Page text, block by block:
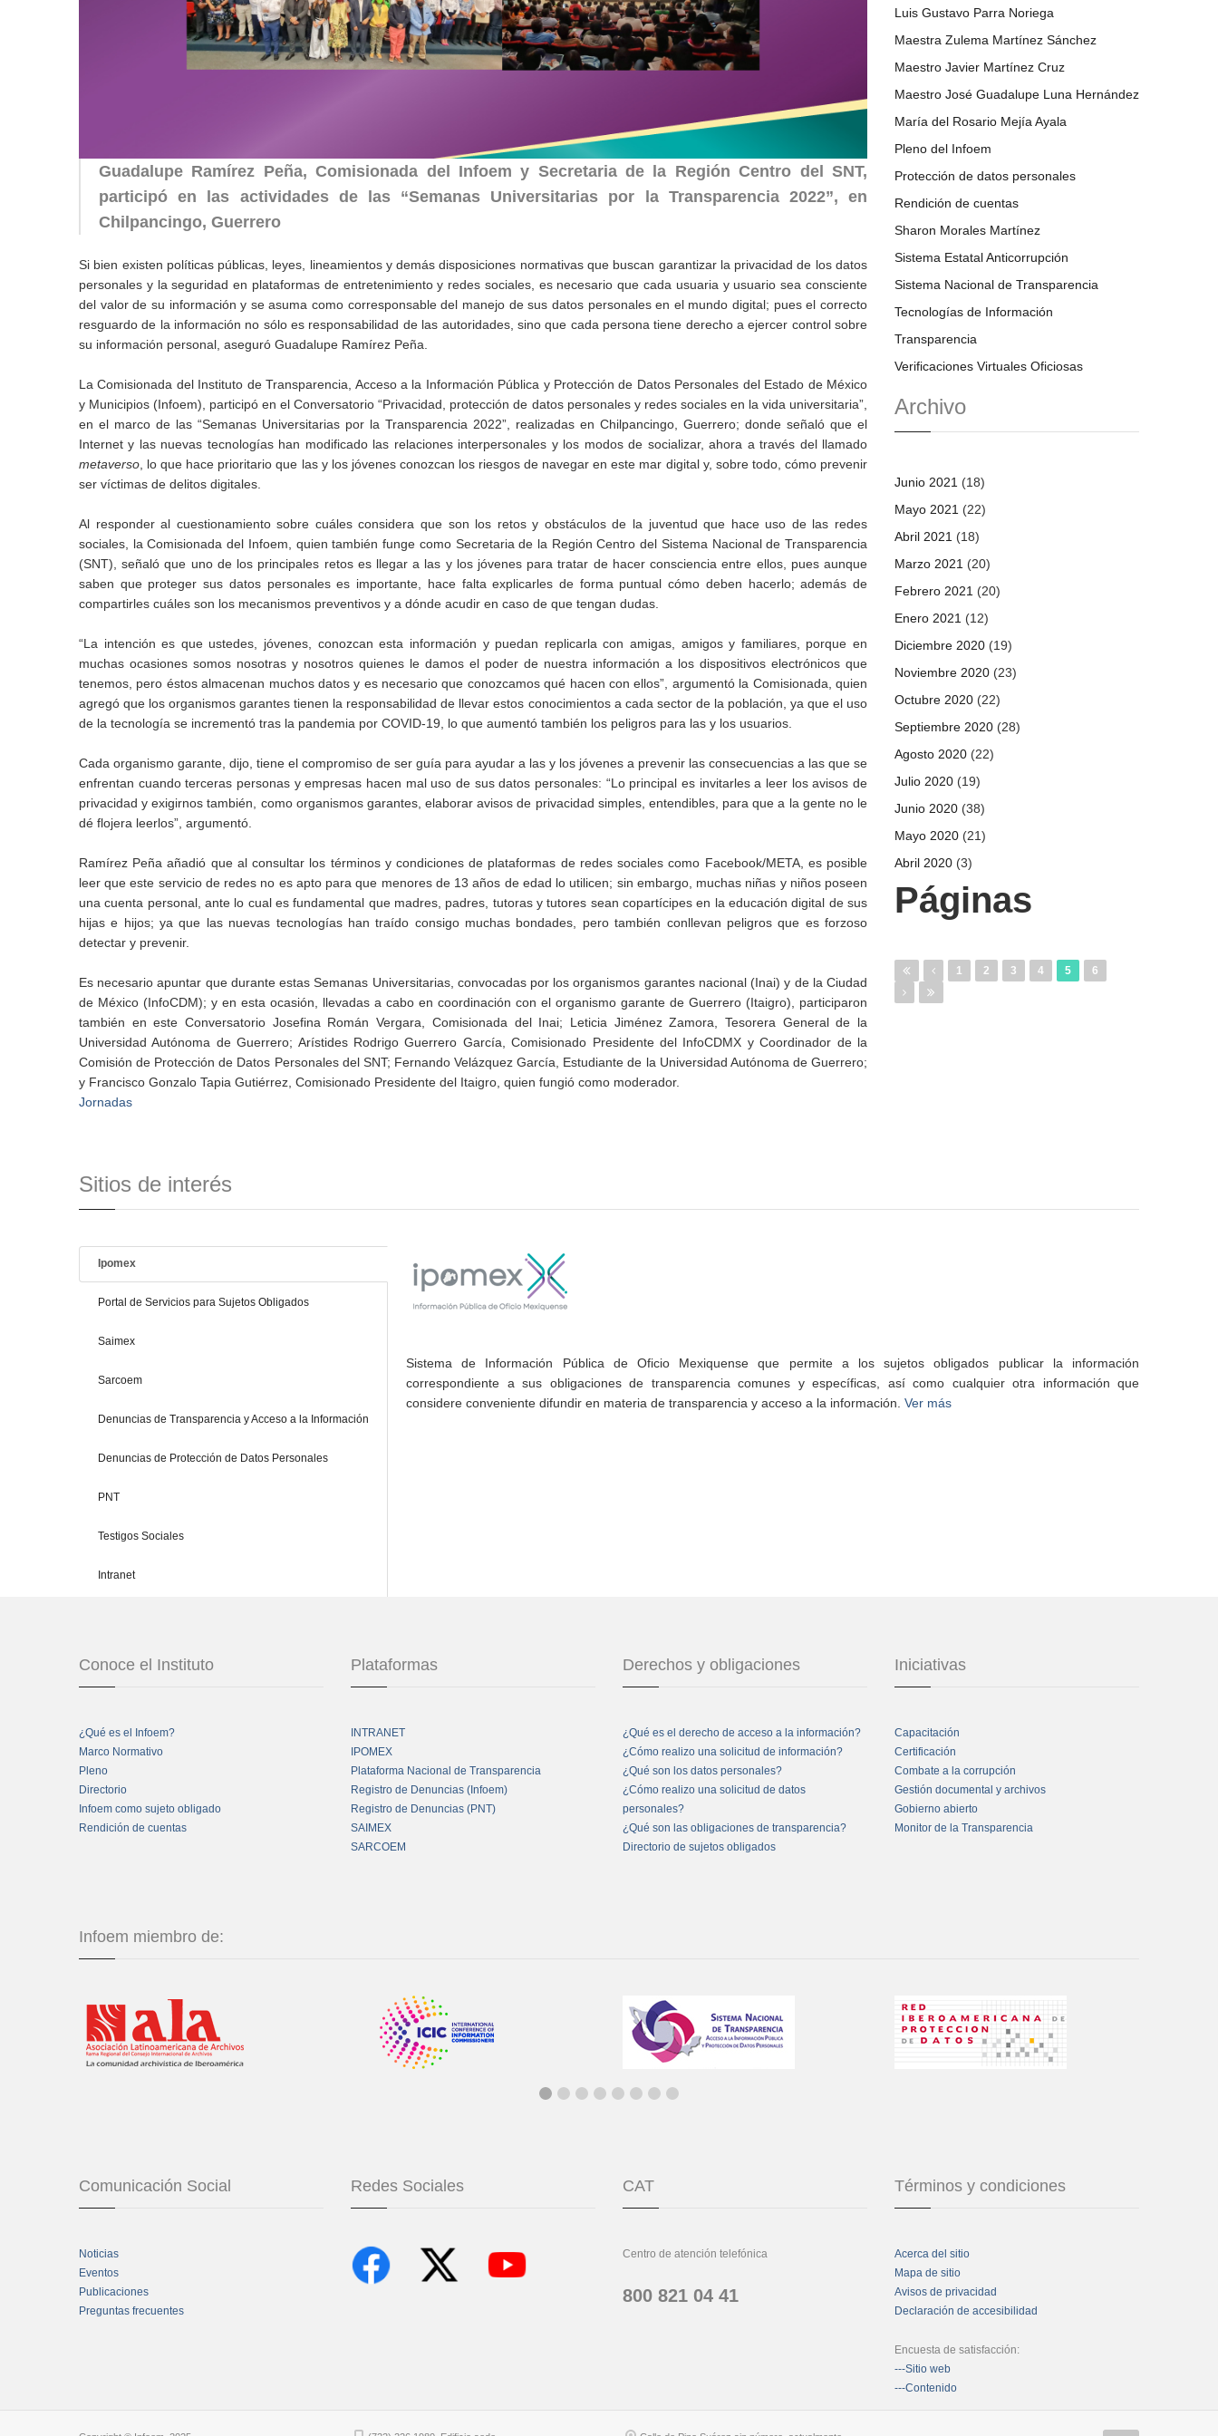
Guadalupe Ramírez Peña, Comisionada del Infoem y Secretaria de la Región Centro del SNT,
participó en las actividades de las “Semanas Universitarias por la Transparencia 2022”, en
Chilpancingo, Guerrero
Si bien existen políticas públicas, leyes, lineamientos y demás disposiciones normativas que buscan garantizar la privacidad de los datos
personales y la seguridad en plataformas de entretenimiento y redes sociales, es necesario que cada usuaria y usuario sea consciente
del valor de su información y se asuma como corresponsable del manejo de sus datos personales en el mundo digital; pues el correcto
resguardo de la información no sólo es responsabilidad de las autoridades, sino que cada persona tiene derecho a ejercer control sobre
su información personal, aseguró Guadalupe Ramírez Peña.
La Comisionada del Instituto de Transparencia, Acceso a la Información Pública y Protección de Datos Personales del Estado de México
y Municipios (Infoem), participó en el Conversatorio “Privacidad, protección de datos personales y redes sociales en la vida universitaria”,
en el marco de las “Semanas Universitarias por la Transparencia 2022”, realizadas en Chilpancingo, Guerrero; donde señaló que el
Internet y las nuevas tecnologías han modificado las relaciones interpersonales y los modos de socializar, ahora a través del llamado
metaverso , lo que hace prioritario que las y los jóvenes conozcan los riesgos de navegar en este mar digital y, sobre todo, cómo prevenir
ser víctimas de delitos digitales.
Al responder al cuestionamiento sobre cuáles considera que son los retos y obstáculos de la juventud que hace uso de las redes
sociales, la Comisionada del Infoem, quien también funge como Secretaria de la Región Centro del Sistema Nacional de Transparencia
(SNT), señaló que uno de los principales retos es llegar a las y los jóvenes para tratar de hacer consciencia entre ellos, pues aunque
saben que proteger sus datos personales es importante, hace falta explicarles de forma puntual cómo deben hacerlo; además de
compartirles cuáles son los mecanismos preventivos y a dónde acudir en caso de que tengan dudas.
“La intención es que ustedes, jóvenes, conozcan esta información y puedan replicarla con amigas, amigos y familiares, porque en
muchas ocasiones somos nosotras y nosotros quienes le damos el poder de nuestra información a los dispositivos electrónicos que
tenemos, pero éstos almacenan muchos datos y es necesario que conozcamos qué hacen con ellos”, argumentó la Comisionada, quien
agregó que los organismos garantes tienen la responsabilidad de llevar estos conocimientos a cada sector de la población, ya que el uso
de la tecnología se incrementó tras la pandemia por COVID-19, lo que aumentó también los peligros para las y los usuarios.
Cada organismo garante, dijo, tiene el compromiso de ser guía para ayudar a las y los jóvenes a prevenir las consecuencias a las que se
enfrentan cuando terceras personas y empresas hacen mal uso de sus datos personales: “Lo principal es invitarles a leer los avisos de
privacidad y exigirnos también, como organismos garantes, elaborar avisos de privacidad simples, entendibles, para que a la gente no le
dé flojera leerlos”, argumentó.
Ramírez Peña añadió que al consultar los términos y condiciones de plataformas de redes sociales como Facebook/META, es posible
leer que este servicio de redes no es apto para que menores de 13 años de edad lo utilicen; sin embargo, muchas niñas y niños poseen
una cuenta personal, ante lo cual es fundamental que madres, padres, tutoras y tutores sean copartícipes en la educación digital de sus
hijas e hijos; ya que las nuevas tecnologías han traído consigo muchas bondades, pero también conllevan peligros que es forzoso
detectar y prevenir.
Es necesario apuntar que durante estas Semanas Universitarias, convocadas por los organismos garantes nacional (Inai) y de la Ciudad
de México (InfoCDM); y en esta ocasión, llevadas a cabo en coordinación con el organismo garante de Guerrero (Itaigro), participaron
también en este Conversatorio Josefina Román Vergara, Comisionada del Inai; Leticia Jiménez Zamora, Tesorera General de la
Universidad Autónoma de Guerrero; Arístides Rodrigo Guerrero García, Comisionado Presidente del InfoCDMX y Coordinador de la
Comisión de Protección de Datos Personales del SNT; Fernando Velázquez García, Estudiante de la Universidad Autónoma de Guerrero;
y Francisco Gonzalo Tapia Gutiérrez, Comisionado Presidente del Itaigro, quien fungió como moderador.
Jornadas
Luis Gustavo Parra Noriega
Maestra Zulema Martínez Sánchez
Maestro Javier Martínez Cruz
Maestro José Guadalupe Luna Hernández
María del Rosario Mejía Ayala
Pleno del Infoem
Protección de datos personales
Rendición de cuentas
Sharon Morales Martínez
Sistema Estatal Anticorrupción
Sistema Nacional de Transparencia
Tecnologías de Información
Transparencia
Verificaciones Virtuales Oficiosas
Archivo
Junio 2021 (18)
Mayo 2021 (22)
Abril 2021 (18)
Marzo 2021 (20)
Febrero 2021 (20)
Enero 2021 (12)
Diciembre 2020 (19)
Noviembre 2020 (23)
Octubre 2020 (22)
Septiembre 2020 (28)
Agosto 2020 (22)
Julio 2020 (19)
Junio 2020 (38)
Mayo 2020 (21)
Abril 2020 (3)
Páginas
1 2 3 4 5 6
Sitios de interés
Ipomex
Portal de Servicios para Sujetos Obligados
Saimex
Sarcoem
Denuncias de Transparencia y Acceso a la Información
Denuncias de Protección de Datos Personales
PNT
Testigos Sociales
Intranet
Sistema de Información Pública de Oficio Mexiquense que permite a los sujetos obligados publicar la información
correspondiente a sus obligaciones de transparencia comunes y específicas, así como cualquier otra información que
considere conveniente difundir en materia de transparencia y acceso a la información. Ver más
Conoce el Instituto
¿Qué es el Infoem?
Marco Normativo
Pleno
Directorio
Infoem como sujeto obligado
Rendición de cuentas
Plataformas
INTRANET
IPOMEX
Plataforma Nacional de Transparencia
Registro de Denuncias (Infoem)
Registro de Denuncias (PNT)
SAIMEX
SARCOEM
Derechos y obligaciones
¿Qué es el derecho de acceso a la información?
¿Cómo realizo una solicitud de información?
¿Qué son los datos personales?
¿Cómo realizo una solicitud de datos
personales?
¿Qué son las obligaciones de transparencia?
Directorio de sujetos obligados
Iniciativas
Capacitación
Certificación
Combate a la corrupción
Gestión documental y archivos
Gobierno abierto
Monitor de la Transparencia
Infoem miembro de:
Comunicación Social
Noticias
Eventos
Publicaciones
Preguntas frecuentes
Redes Sociales CAT
Centro de atención telefónica
800 821 04 41
Términos y condiciones
Acerca del sitio
Mapa de sitio
Avisos de privacidad
Declaración de accesibilidad
Encuesta de satisfacción:
---Sitio web
---Contenido